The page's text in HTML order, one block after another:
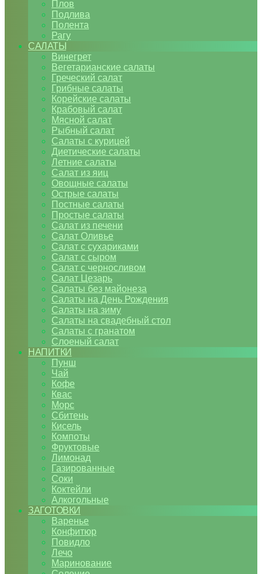
Плов
Подлива
Полента
Рагу
САЛАТЫ
Винегрет
Вегетарианские салаты
Греческий салат
Грибные салаты
Корейские салаты
Крабовый салат
Мясной салат
Рыбный салат
Салаты с курицей
Диетические салаты
Летние салаты
Салат из яиц
Овощные салаты
Острые салаты
Постные салаты
Простые салаты
Салат из печени
Салат Оливье
Салат с сухариками
Салат с сыром
Салат с черносливом
Салат Цезарь
Салаты без майонеза
Салаты на День Рождения
Салаты на зиму
Салаты на свадебный стол
Салаты с гранатом
Слоеный салат
НАПИТКИ
Пунш
Чай
Кофе
Квас
Морс
Сбитень
Кисель
Компоты
Фруктовые
Лимонад
Газированные
Соки
Коктейли
Алкогольные
ЗАГОТОВКИ
Варенье
Конфитюр
Повидло
Лечо
Маринование